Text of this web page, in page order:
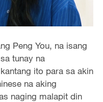
Peng You, na isang
tunay na
ito para sa akin
na aking
naging malapit din